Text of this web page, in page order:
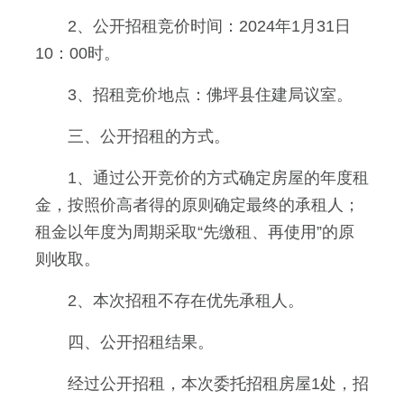
2、公开招租竞价时间：2024年1月31日
10：00时。
3、招租竞价地点：佛坪县住建局议室。
三、公开招租的方式。
1、通过公开竞价的方式确定房屋的年度租
金，按照价高者得的原则确定最终的承租人；
租金以年度为周期采取“先缴租、再使用”的原
则收取。
2、本次招租不存在优先承租人。
四、公开招租结果。
经过公开招租，本次委托招租房屋1处，招